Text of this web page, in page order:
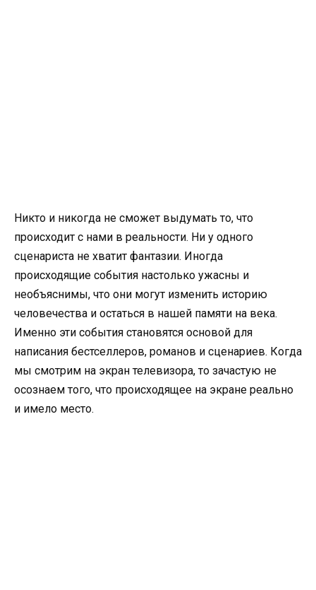
Никто и никогда не сможет выдумать то, что
происходит с нами в реальности. Ни у одного
сценариста не хватит фантазии. Иногда
происходящие события настолько ужасны и
необъяснимы, что они могут изменить историю
человечества и остаться в нашей памяти на века.
Именно эти события становятся основой для
написания бестселлеров, романов и сценариев. Когда
мы смотрим на экран телевизора, то зачастую не
осознаем того, что происходящее на экране реально
и имело место.